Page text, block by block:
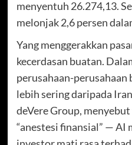
menyentuh 26.274,13.
melonjak 2,6 persen
Yang menggerakkan
kecerdasan buatan.
perusahaan-perusahaan
lebih sering daripada
deVere Group,
“anestesi finansial” — AI